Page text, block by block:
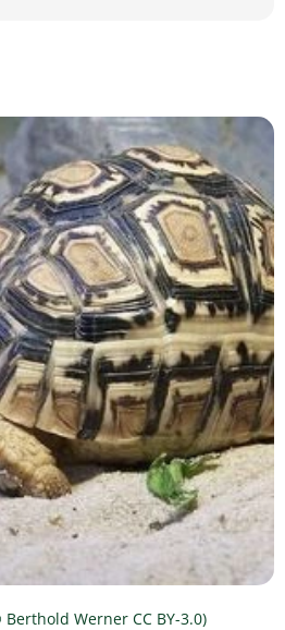
Werner CC BY-3.0)